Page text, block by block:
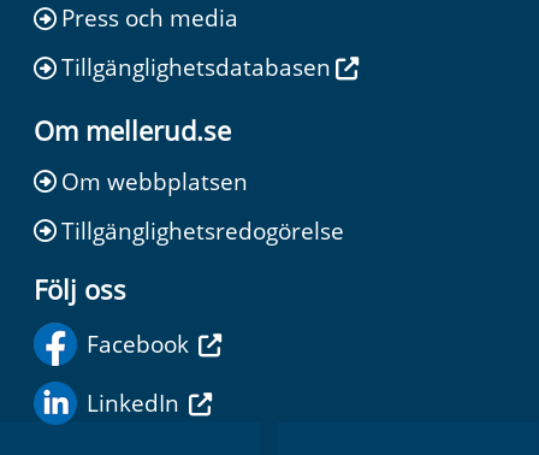
Press och media
Tillgänglighetsdatabasen
Om mellerud.se
Om webbplatsen
Tillgänglighetsredogörelse
Följ oss
Facebook
LinkedIn